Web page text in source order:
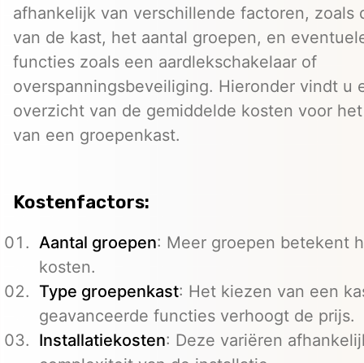
afhankelijk van verschillende factoren, zoals
van de kast, het aantal groepen, en
functies zoals een aardlekschakelaar of
overspanningsbeveiliging. Hieronder vindt u
overzicht van de gemiddelde kosten voor
van een groepenkast.
Kostenfactors:
Aantal groepen: Meer groepen betekent
kosten.
Type groepenkast: Het kiezen van een
geavanceerde functies verhoogt de prijs.
Installatiekosten: Deze variëren